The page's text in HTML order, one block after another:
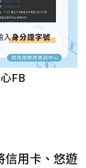
FB
用卡、悠遊